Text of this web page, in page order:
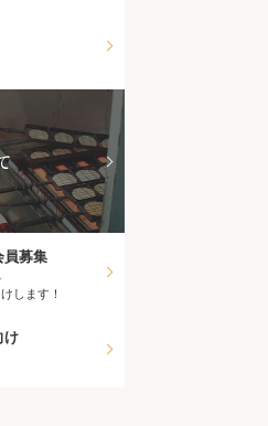
員募集
します！
け